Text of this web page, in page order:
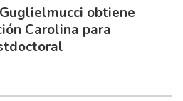
obtiene
Carolina para